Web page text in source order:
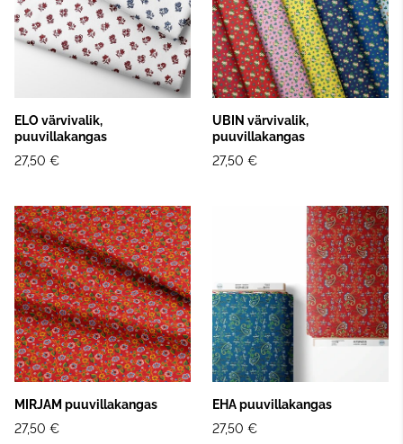
ELO värvivalik,
puuvillakangas
27,50 €
UBIN värvivalik,
puuvillakangas
27,50 €
MIRJAM puuvillakangas
27,50 €
EHA puuvillakangas
27,50 €